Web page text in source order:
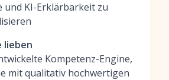
und KI-Erklärbarkeit zu
lieben
Kompetenz-Engine,
mit qualitativ hochwertigen